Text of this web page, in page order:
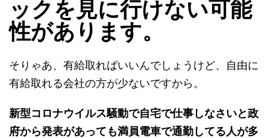
ックを見に行けない可能
性があります。
そりゃあ、有給取ればいいんでしょうけど、自由に
有給取れる会社の方が少ないですから。
新型コロナウイルス騒動で自宅で仕事しなさいと政
府から発表があっても満員電車で通勤してる人が多